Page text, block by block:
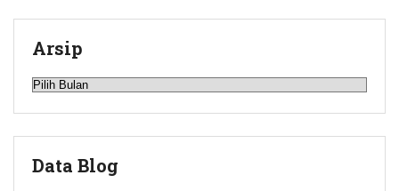
Arsip
Arsip
Data Blog